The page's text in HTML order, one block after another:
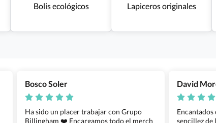
Bolis ecológicos Lapiceros originales
Bosco Soler
Ha sido un placer trabajar con Grupo
Billingham ❤️ Encargamos todo el merch
David
sencillez de